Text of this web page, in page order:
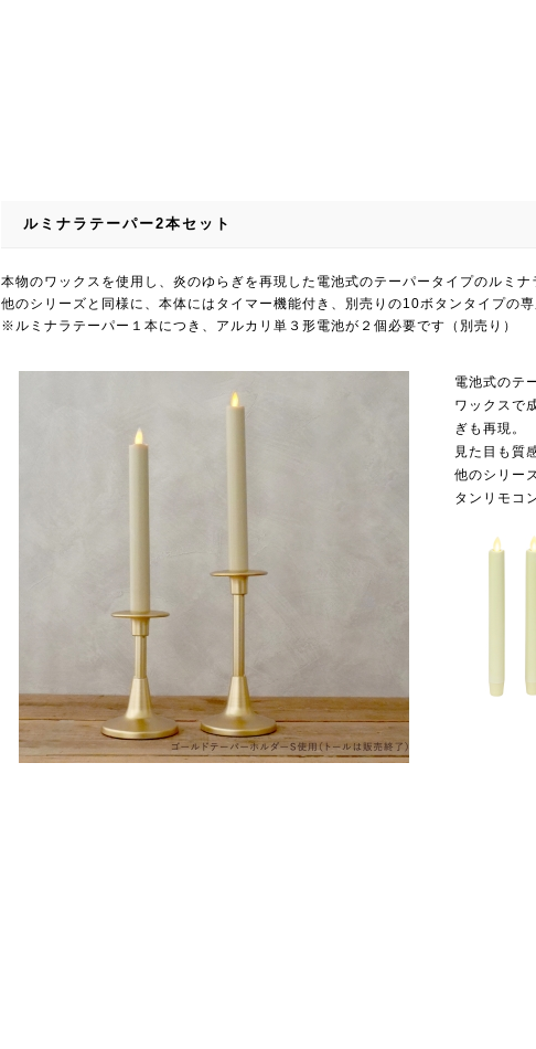
ルミナラテーパー2本セット
本物のワックスを使用し、炎のゆらぎを再現した電池式のテーパータイプのルミナ
他のシリーズと同様に、本体にはタイマー機能付き、別売りの10ボタンタイプの専
※ルミナラテーパー１本につき、アルカリ単３形電池が２個必要です（別売り）
電池式のテ
ワックスで
ぎも再現。
見た目も質
他のシリー
タンリモコ